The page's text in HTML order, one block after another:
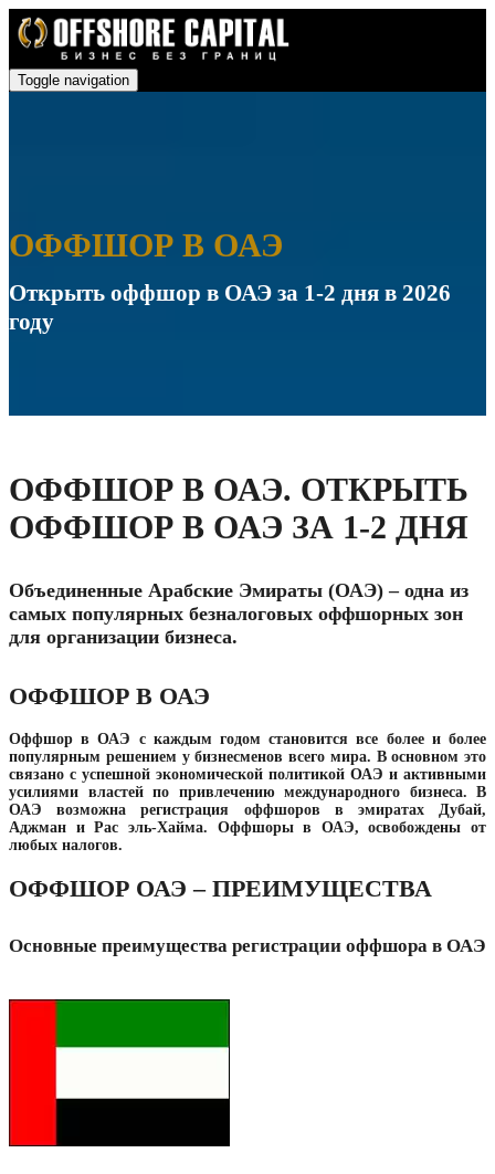
Toggle navigation
ОФФШОР В ОАЭ
Открыть оффшор в ОАЭ за 1-2 дня в 2026
году
ОФФШОР В ОАЭ. ОТКРЫТЬ
ОФФШОР В ОАЭ ЗА 1-2 ДНЯ
Объединенные Арабские Эмираты (ОАЭ) – одна из
самых популярных безналоговых оффшорных зон
для организации бизнеса.
ОФФШОР В ОАЭ
Оффшор в ОАЭ с каждым годом становится все более и более
популярным решением у бизнесменов всего мира. В основном это
связано с успешной экономической политикой ОАЭ и активными
усилиями властей по привлечению международного бизнеса. В
ОАЭ возможна регистрация оффшоров в эмиратах Дубай,
Аджман и Рас эль-Хайма. Оффшоры в ОАЭ, освобождены от
любых налогов.
ОФФШОР ОАЭ – ПРЕИМУЩЕСТВА
Основные преимущества регистрации оффшора в ОАЭ